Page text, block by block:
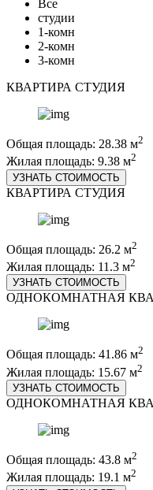
Все
студии
1-комн
2-комн
3-комн
КВАРТИРА СТУДИЯ
Общая площадь: 28.38 м2
Жилая площадь: 9.38 м2
УЗНАТЬ СТОИМОСТЬ
КВАРТИРА СТУДИЯ
Общая площадь: 26.2 м2
Жилая площадь: 11.3 м2
УЗНАТЬ СТОИМОСТЬ
ОДНОКОМНАТНАЯ
Общая площадь: 41.86 м2
Жилая площадь: 15.67 м2
УЗНАТЬ СТОИМОСТЬ
ОДНОКОМНАТНАЯ
Общая площадь: 43.8 м2
Жилая площадь: 19.1 м2